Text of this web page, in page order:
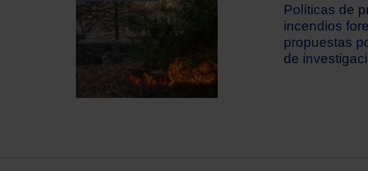
Políticas de
incendios
propuestas
de